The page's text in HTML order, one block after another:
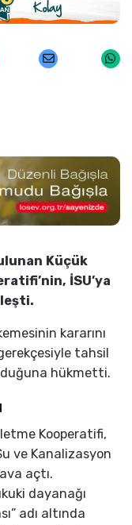
Küçük
İSU’ya
kararını
tahsil
hükmetti.
Kooperatifi,
ve Kanalizasyon
açtı.
dayanağı
adı altında